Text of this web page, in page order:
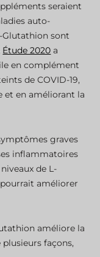
seraient
auto-
Glutathion sont
Étude 2020 a
en complément
de COVID-19,
et en améliorant la
graves
inflammatoires
de L-
améliorer
améliore la
façons,